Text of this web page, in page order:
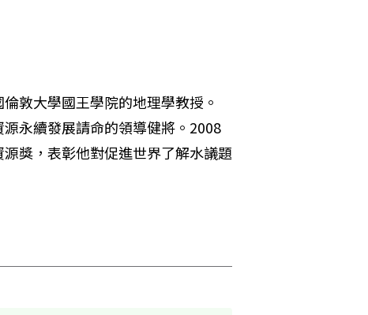
敦大學國王學院的地理學教授。
永續發展請命的領導健將。2008
獎，表彰他對促進世界了解水議題